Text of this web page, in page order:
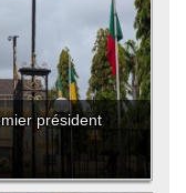
président